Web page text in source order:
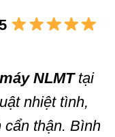
NLMTtại
nhiệt tình,
cẩn thận. Bình